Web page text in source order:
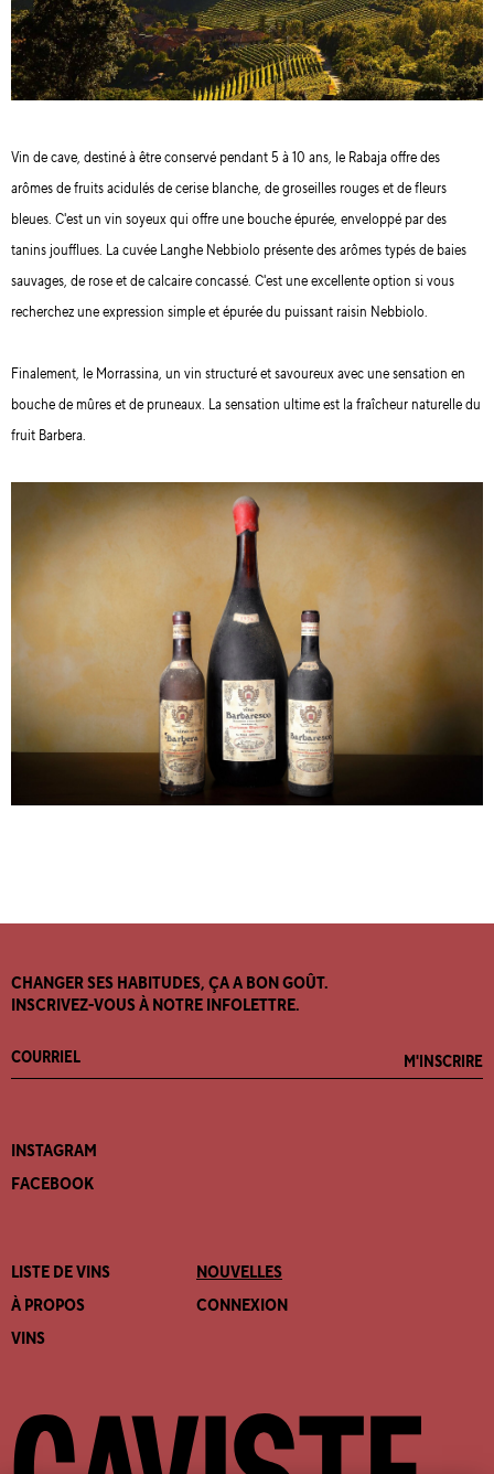
Vin de cave, destiné à être conservé pendant 5 à 10 ans, le Rabaja offre des
arômes de fruits acidulés de cerise blanche, de groseilles rouges et de fleurs
bleues. C'est un vin soyeux qui offre une bouche épurée, enveloppé par des
tanins joufflues. La cuvée Langhe Nebbiolo présente des arômes typés de baies
sauvages, de rose et de calcaire concassé. C'est une excellente option si vous
recherchez une expression simple et épurée du puissant raisin Nebbiolo.
Finalement, le Morrassina, un vin structuré et savoureux avec une sensation en
bouche de mûres et de pruneaux. La sensation ultime est la fraîcheur naturelle du
fruit Barbera.
CHANGER SES HABITUDES, ÇA A BON GOÛT.
INSCRIVEZ-VOUS À NOTRE INFOLETTRE.
M'INSCRIRE
INSTAGRAM
FACEBOOK
LISTE DE VINS
À PROPOS
VINS
NOUVELLES
CONNEXION